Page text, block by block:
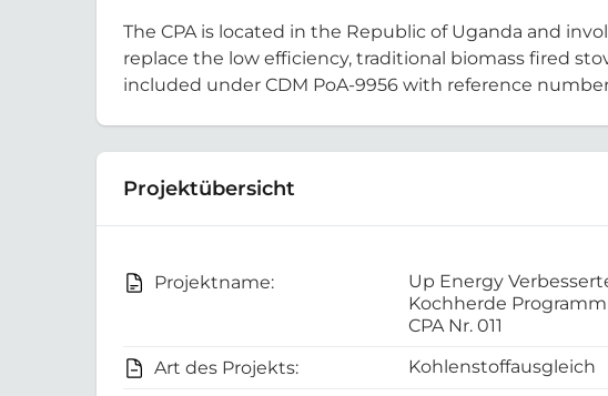
The CPA is located in the Republic of Uganda and
replace the low efficiency, traditional biomass fired
included under CDM PoA-9956 with reference number
Projektübersicht
Projektname:
Up Energy
Kochherde
CPA Nr. 011
Art des Projekts:
Kohlenstoffausgleich